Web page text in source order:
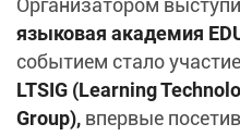
Организатором
языковая академия
событием стало
LTSIG (Learning
Group), впервые